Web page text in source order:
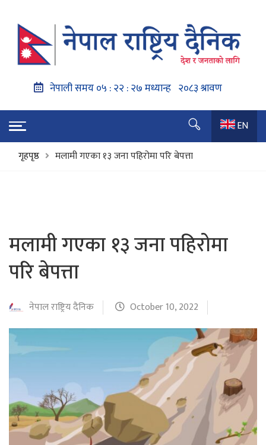
EN
गृहपृष्ठ
मलामी गएका १३ जना पहिरोमा परि बेपत्ता
मलामी गएका १३ जना पहिरोमा
परि बेपत्ता
नेपाल राष्ट्रिय दैनिक October 10, 2022